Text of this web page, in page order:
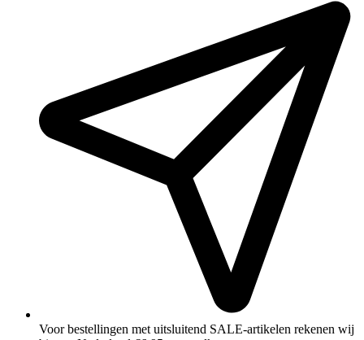
Voor bestellingen met uitsluitend SALE‑artikelen rekenen wij